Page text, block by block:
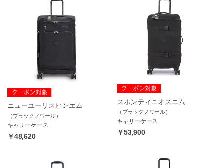
ニューユーリスピンエム
（ブラックノワール）
キャリーケース
￥48,620
スポンティニオスエム
（ブラックノワール）
キャリーケース
￥53,900